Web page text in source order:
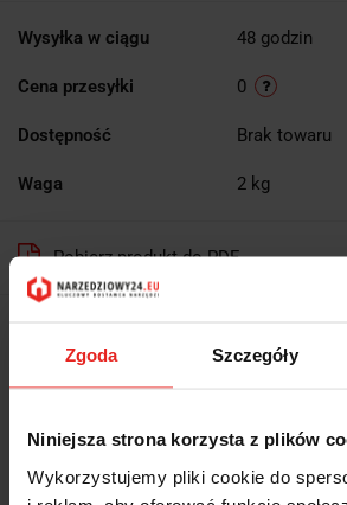
Zgoda Szczegóły
Niniejsza strona korzysta z plików
Wykorzystujemy pliki cookie do
Wysyłka w ciągu 48 godzin
Cena przesyłki 0
Dostępność Brak towaru
Waga 2 kg
Pobierz produkt do PDF
OPIS
INFORMACJE